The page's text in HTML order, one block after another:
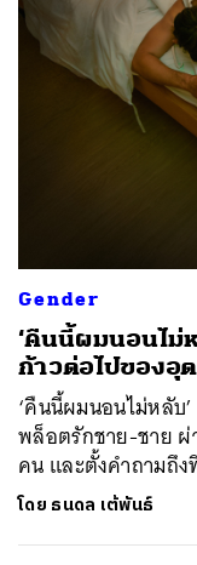
Gender
‘คืนนี้ผมนอนไม่
ก้าวต่อไปของอุ
‘คืนนี้ผมนอนไม่หลับ
พล็อตรักชาย-ชาย ผ่
คน และตั้งคำถามถึ
โดย ธนดล เต้พันธ์